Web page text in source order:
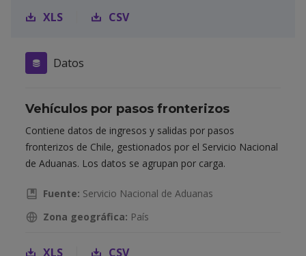
XLS CSV
Datos
Vehículos por pasos fronterizos
Contiene datos de ingresos y salidas por pasos
fronterizos de Chile, gestionados por el Servicio Nacional
de Aduanas. Los datos se agrupan por carga.
Fuente: Servicio Nacional de Aduanas
Zona geográfica: País
XLS CSV